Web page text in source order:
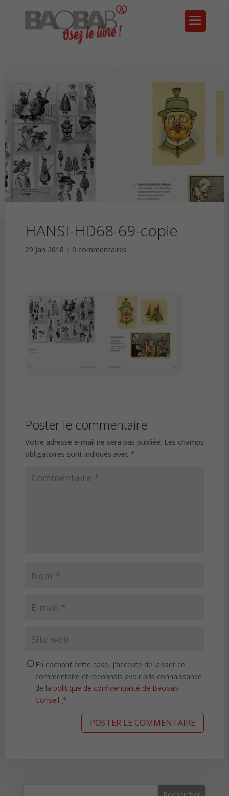
HANSI-HD68-69-copie
29 Jan 2018 0 commentaires
Poster le commentaire
Votre adresse e-mail ne sera pas publiée. Les champs
obligatoires sont indiqués avec *
En cochant cette case, j'accepte de laisser ce
commentaire et reconnais avoir pris connaissance
de la politique de confidentialité de Baobab
Conseil. *